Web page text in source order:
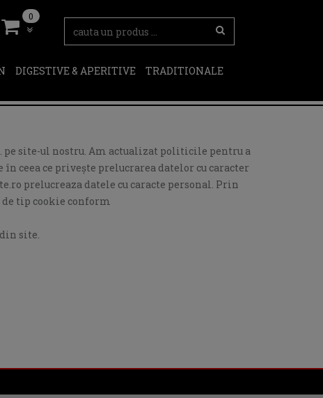
0
DIGESTIVE & APERITIVE
TRADITIONALE
site-ul nostru. Am actualizat politicile pentru a
ceea ce privește prelucrarea datelor cu caracter
prelucreaza datele cu caracte personal. Prin
tip cookie conform
site.